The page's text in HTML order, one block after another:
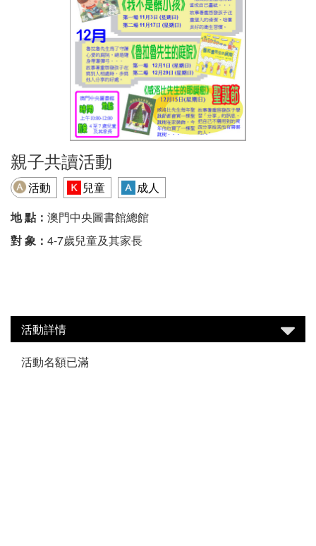
親子共讀活動
活動 兒童
成人
地 點： 澳門中央圖書館總館
對 象： 4-7歲兒童及其家長
活動詳情
活動名額已滿